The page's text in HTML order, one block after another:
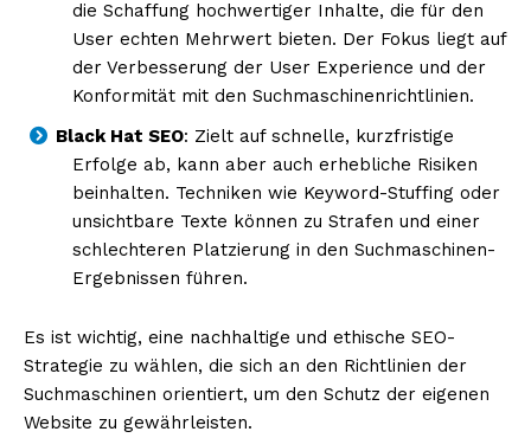
die Schaffung hochwertiger Inhalte, die für den
User echten Mehrwert bieten. Der Fokus liegt auf
der Verbesserung der User Experience und der
Konformität mit den Suchmaschinenrichtlinien.
Black Hat SEO: Zielt auf schnelle, kurzfristige
Erfolge ab, kann aber auch erhebliche Risiken
beinhalten. Techniken wie Keyword-Stuffing oder
unsichtbare Texte können zu Strafen und einer
schlechteren Platzierung in den Suchmaschinen-
Ergebnissen führen.
Es ist wichtig, eine nachhaltige und ethische SEO-
Strategie zu wählen, die sich an den Richtlinien der
Suchmaschinen orientiert, um den Schutz der eigenen
Website zu gewährleisten.